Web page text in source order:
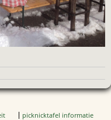
picknicktafel informatie